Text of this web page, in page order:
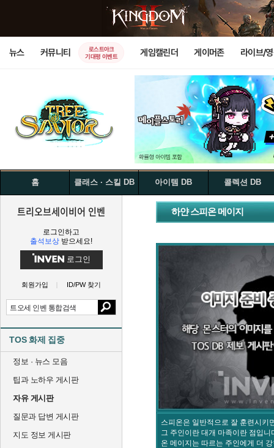
뉴스 커뮤니티
로스트아크
기대평 이벤트
게임캘린더 게이머존 라이브/
홈 클래스 · 스킬 DB 아이템 DB 콜렉션 DB
트리오브세이비어 인벤
로그인하고
출석보상 받으세요!
로그인
회원가입 ID/PW 찾기
TOS 화제 집중
정보 · 뉴스 모음
팁과 노하우 게시판
자유 게시판
질문과 답변 게시판
지도 정보 게시판
하얀 스피온 메이지
스피온은 일반적으로 잘 훈련시키
그 주인이란 대개 마족이란 점입
온 메이지는 따르는 주인에게 더